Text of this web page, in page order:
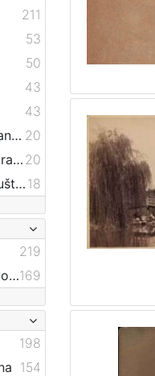
211
53
50
43
43
Obitelji Šubić, Zrinski i Frankopan 20
Izdanja zagrebačkih tiskara 17. i 18. stoljeća 20
Priznanja zagrebačkih društava 18
219
Zaštićeno autorskim pravom169
198
154